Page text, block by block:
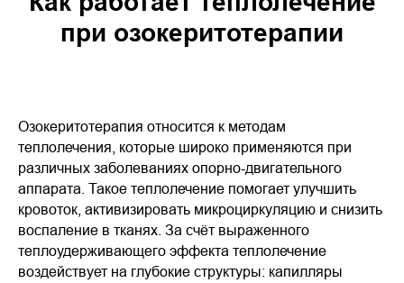
при озокеритотерапии
Озокеритотерапия относится к методам
теплолечения, которые широко применяются при
различных заболеваниях опорно-двигательного
аппарата. Такое теплолечение помогает улучшить
кровоток, активизировать микроциркуляцию и снизить
воспаление в тканях. За счёт выраженного
теплоудерживающего эффекта теплолечение
воздействует на глубокие структуры: капилляры